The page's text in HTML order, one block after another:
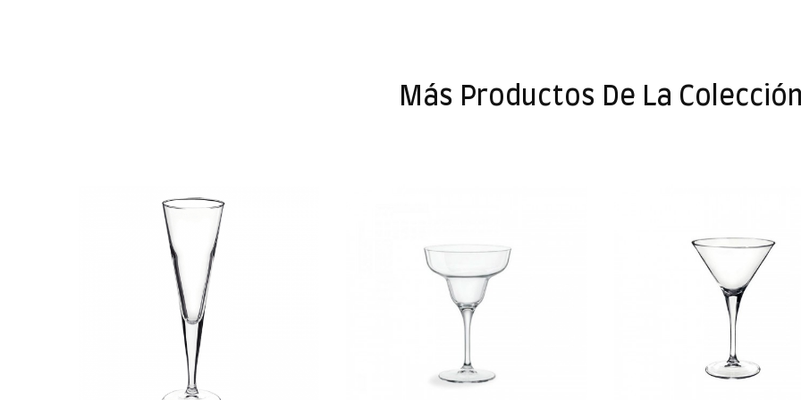
Más Productos De La